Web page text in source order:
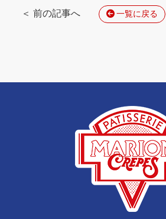
＜ 前の記事へ 一覧に戻る